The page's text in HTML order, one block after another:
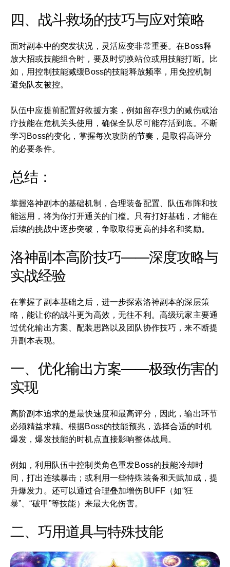
四、战斗救场的技巧与应对策略
面对副本中的突发状况，灵活应变非常重要。在Boss释
放大招或技能组合时，要及时切换站位或用技能打断。比
如，用控制技能减缓Boss的技能释放频率，用免控机制
避免队友被控。
队伍中应提前配置好救援方案，例如留存强力的减伤或治
疗技能在危机关头使用，确保全队尽可能存活到底。不断
学习Boss的变化，掌握每次攻防的节奏，是取得高评分
的必要条件。
总结：
掌握洛神副本的基础机制，合理装备配置、队伍布阵和技
能运用，将为你打开通关的门槛。只有打好基础，才能在
后续的挑战中逐步突破，争取取得更高的排名和奖励。
洛神副本高阶技巧——深度攻略与
实战经验
在掌握了副本基础之后，进一步探索洛神副本的深层策
略，能让你的战斗更为高效，无往不利。高级玩家主要通
过优化输出方案、配装思路以及团队协作技巧，来不断提
升副本表现。
一、优化输出方案——极致伤害的
实现
高阶副本追求的是最快速度和最高评分，因此，输出环节
必须精益求精。根据Boss的技能预兆，选择合适的时机
爆发，爆发技能的时机点直接影响整体战局。
例如，利用队伍中控制类角色重发Boss的技能冷却时
间，打出连续暴击；或利用一些特殊装备和天赋加成，提
升爆发力。还可以通过合理叠加增伤BUFF（如“狂
暴”、“破甲”等技能）来最大化伤害。
二、巧用道具与特殊技能